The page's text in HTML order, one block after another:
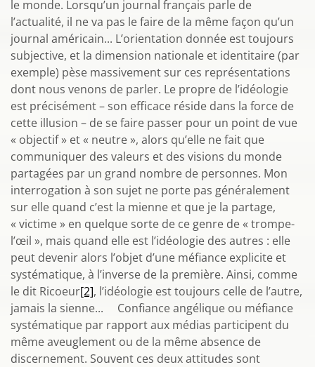
le monde. Lorsqu’un journal français parle de
l’actualité, il ne va pas le faire de la même façon qu’un
journal américain... L’orientation donnée est toujours
subjective, et la dimension nationale et identitaire (par
exemple) pèse massivement sur ces représentations
dont nous venons de parler. Le propre de l’idéologie
est précisément – son efficace réside dans la force de
cette illusion – de se faire passer pour un point de vue
« objectif » et « neutre », alors qu’elle ne fait que
communiquer des valeurs et des visions du monde
partagées par un grand nombre de personnes. Mon
interrogation à son sujet ne porte pas généralement
sur elle quand c’est la mienne et que je la partage,
« victime » en quelque sorte de ce genre de « trompe-
l’œil », mais quand elle est l’idéologie des autres : elle
peut devenir alors l’objet d’une méfiance explicite et
systématique, à l’inverse de la première. Ainsi, comme
le dit Ricoeur[2], l’idéologie est toujours celle de l’autre,
jamais la sienne... Confiance angélique ou méfiance
systématique par rapport aux médias participent du
même aveuglement ou de la même absence de
discernement. Souvent ces deux attitudes sont